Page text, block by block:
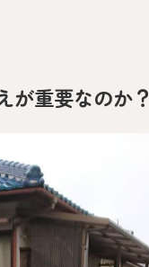
が重要なのか？